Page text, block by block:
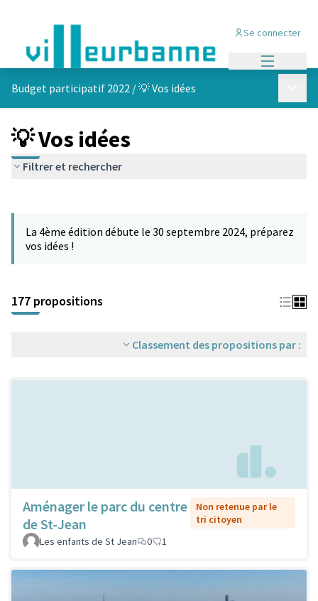
Se connecter
Budget participatif 2022 /💡 Vos idées
💡 Vos idées
Filtrer et rechercher
−
La 4ème édition débute le 30 septembre 2024, préparez
vos idées !
177 propositions
Classement des propositions par :
Aménager le parc du centre
de St-Jean
Non retenue par le
tri citoyen
Les enfants de St Jean
0 1